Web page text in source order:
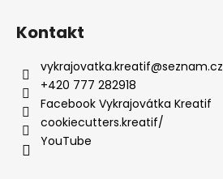
Kontakt
vykrajovatka.kreatif@seznam.cz
+420 777 282918
Facebook Vykrajovátka Kreatif
cookiecutters.kreatif/
YouTube